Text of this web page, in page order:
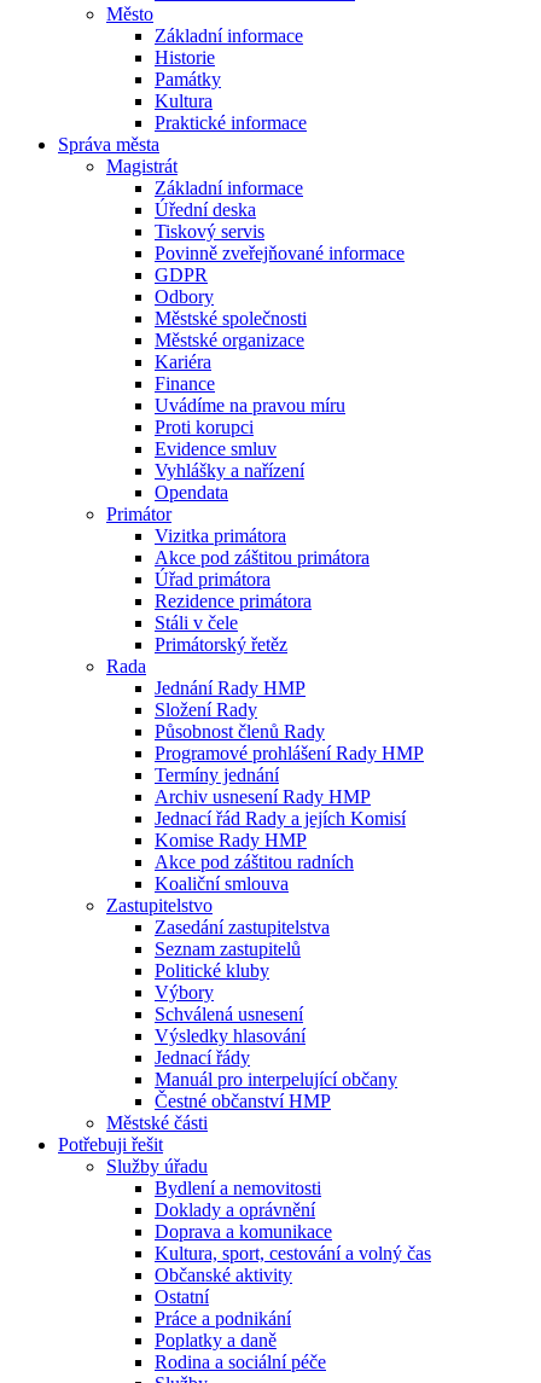
Město
Základní informace
Historie
Památky
Kultura
Praktické informace
Správa města
Magistrát
Základní informace
Úřední deska
Tiskový servis
Povinně zveřejňované informace
GDPR
Odbory
Městské společnosti
Městské organizace
Kariéra
Finance
Uvádíme na pravou míru
Proti korupci
Evidence smluv
Vyhlášky a nařízení
Opendata
Primátor
Vizitka primátora
Akce pod záštitou primátora
Úřad primátora
Rezidence primátora
Stáli v čele
Primátorský řetěz
Rada
Jednání Rady HMP
Složení Rady
Působnost členů Rady
Programové prohlášení Rady HMP
Termíny jednání
Archiv usnesení Rady HMP
Jednací řád Rady a jejích Komisí
Komise Rady HMP
Akce pod záštitou radních
Koaliční smlouva
Zastupitelstvo
Zasedání zastupitelstva
Seznam zastupitelů
Politické kluby
Výbory
Schválená usnesení
Výsledky hlasování
Jednací řády
Manuál pro interpelující občany
Čestné občanství HMP
Městské části
Potřebuji řešit
Služby úřadu
Bydlení a nemovitosti
Doklady a oprávnění
Doprava a komunikace
Kultura, sport, cestování a volný čas
Občanské aktivity
Ostatní
Práce a podnikání
Poplatky a daně
Rodina a sociální péče